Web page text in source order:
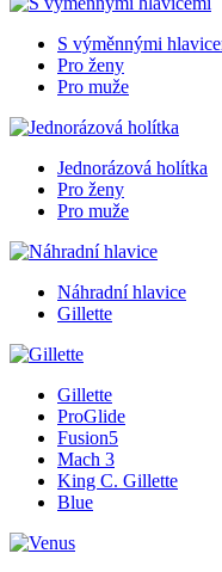
S výměnnými
Pro ženy
Pro muže
Jednorázová holítka
Pro ženy
Pro muže
Náhradní hlavice
Gillette
Gillette
ProGlide
Fusion5
Mach 3
King C. Gillette
Blue